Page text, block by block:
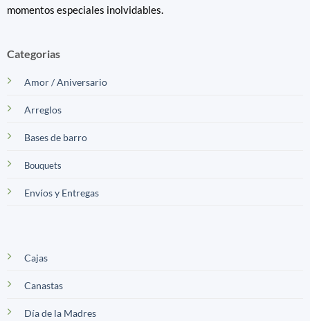
momentos especiales inolvidables.
Categorias
Amor / Aniversario
Arreglos
Bases de barro
Bouquets
Envíos y Entregas
Cajas
Canastas
Día de la Madres